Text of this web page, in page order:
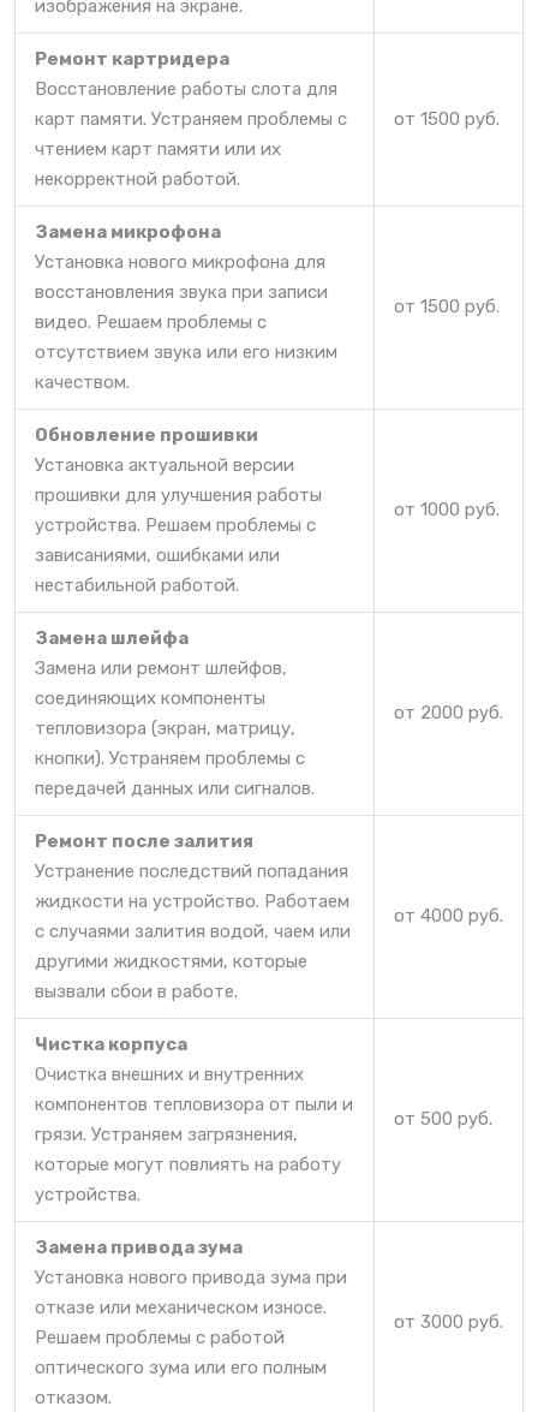
изображения на экране.
Ремонт картридера
Восстановление работы слота для
карт памяти. Устраняем проблемы с
чтением карт памяти или их
некорректной работой.
от 1500 руб.
Замена микрофона
Установка нового микрофона для
восстановления звука при записи
видео. Решаем проблемы с
отсутствием звука или его низким
качеством.
от 1500 руб.
Обновление прошивки
Установка актуальной версии
прошивки для улучшения работы
устройства. Решаем проблемы с
зависаниями, ошибками или
нестабильной работой.
от 1000 руб.
Замена шлейфа
Замена или ремонт шлейфов,
соединяющих компоненты
тепловизора (экран, матрицу,
кнопки). Устраняем проблемы с
передачей данных или сигналов.
от 2000 руб.
Ремонт после залития
Устранение последствий попадания
жидкости на устройство. Работаем
с случаями залития водой, чаем или
другими жидкостями, которые
вызвали сбои в работе.
от 4000 руб.
Чистка корпуса
Очистка внешних и внутренних
компонентов тепловизора от пыли и
грязи. Устраняем загрязнения,
которые могут повлиять на работу
устройства.
от 500 руб.
Замена привода зума
Установка нового привода зума при
отказе или механическом износе.
Решаем проблемы с работой
оптического зума или его полным
отказом.
от 3000 руб.